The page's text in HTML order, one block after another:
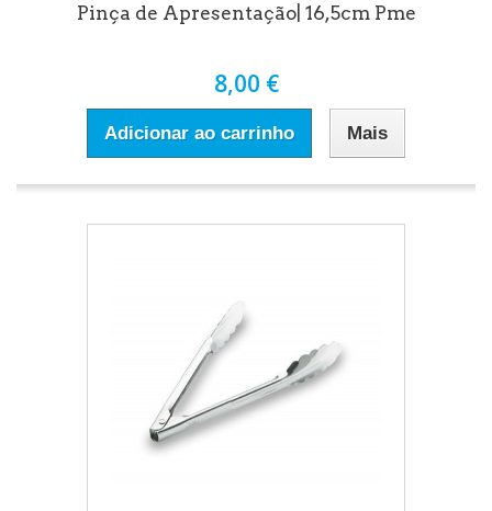
Pinça de Apresentação| 16,5cm Pme
8,00 €
Adicionar ao carrinho Mais